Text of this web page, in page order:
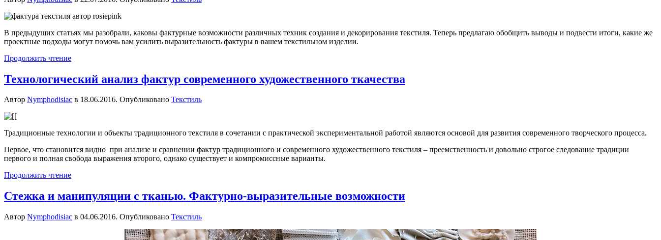
В предыдущих статьях мы разобрали, каковы фактурные возможности различных техник создания и декорирования текстиля. Теперь предлагаю обобщить выводы и подвести итоги, какие же
проектные подходы могут помочь вам усилить выразительность фактуры в вашем текстильном изделии.
Продолжить чтение
Технологический анализ фактур современного художественного ткачества
Автор Nymphodisiac в 18.06.2016. Опубликовано Текстиль
Традиционные технологии и объекты традиционного текстиля в сочетании с практической экспериментальной работой являются основой для развития современного творческого процесса.
Первое, что становится видно при анализе и сравнении фактур традиционного и современного художественного текстиля – преемственность и довольно строгое следование традиции
первого и полная свобода выражения второго, однако существует и компромиссные варианты.
Продолжить чтение
Стежка и манипуляции с тканью. Фактурно-выразительные возможности
Автор Nymphodisiac в 04.06.2016. Опубликовано Текстиль